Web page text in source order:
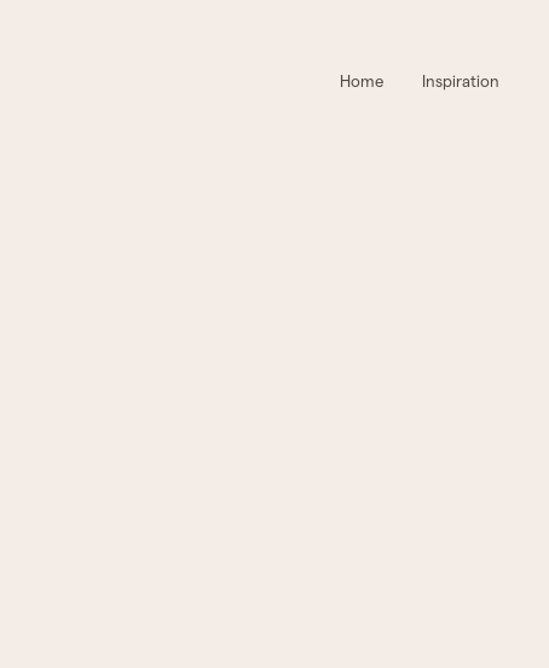
Home Inspiration